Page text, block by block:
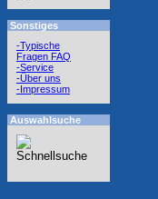
Sonstiges
-Typische
Fragen FAQ
-Service
-Über uns
-Impressum
Auswahlsuche